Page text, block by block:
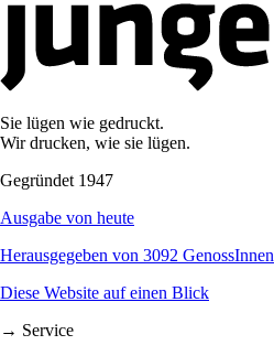
Sie lügen wie gedruckt.
Wir drucken, wie sie lügen.
Gegründet 1947
Ausgabe von heute
Herausgegeben von 3092 GenossInnen
Diese Website auf einen Blick
→ Service